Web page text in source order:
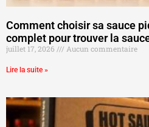
Comment choisir sa sauce
complet pour trouver la
juillet 17, 2026 Aucun commentaire
Lire la suite »